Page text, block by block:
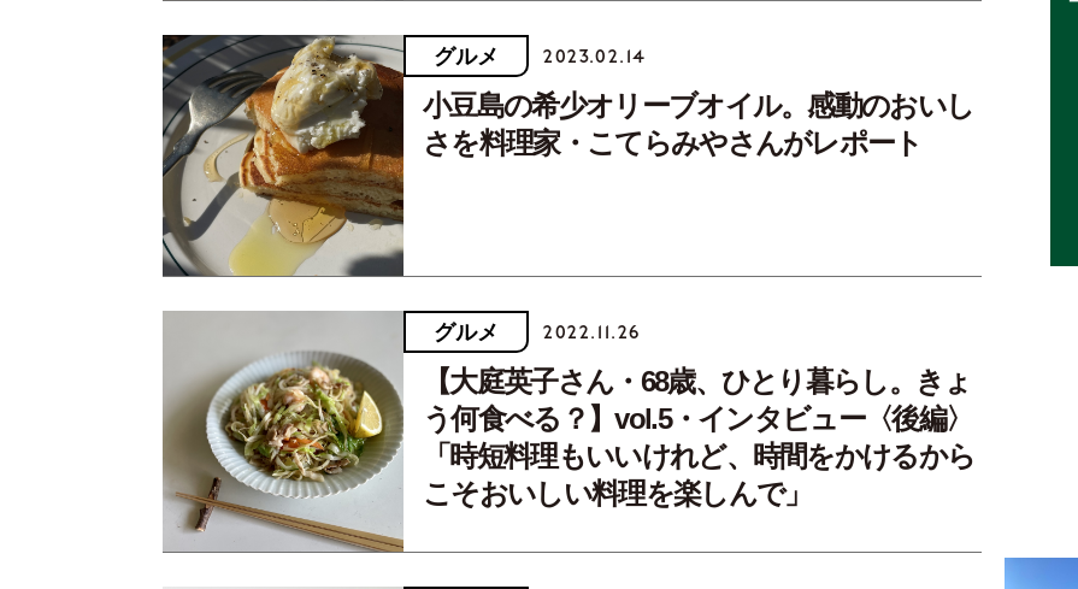
グルメ 2023.02.14
小豆島の希少オリーブオイル。感動のおいし
さを料理家・こてらみやさんがレポート
グルメ 2022.11.26
【大庭英子さん・68歳、ひとり暮らし。きょ
う何食べる？】vol.5・インタビュー〈後編〉
「時短料理もいいけれど、時間をかけるから
こそおいしい料理を楽しんで」